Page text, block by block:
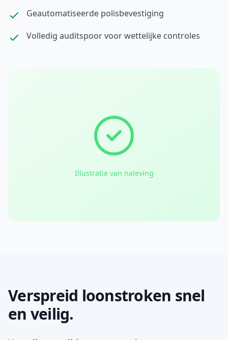
Illustratie van naleving
Geautomatiseerde polisbevestiging
Volledig auditspoor voor wettelijke controles
Verspreid loonstroken snel
en veilig.